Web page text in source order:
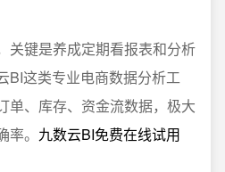
关键是养成定期看报表和分析
BI这类专业电商数据分析工
单、库存、资金流数据，极大
。 九数云BI免费在线试用